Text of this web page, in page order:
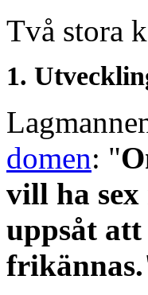
Två stora
1.
domen: "
vill ha
uppsåt